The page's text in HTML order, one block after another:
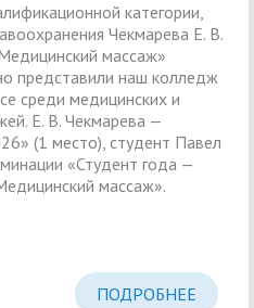
категории,
Чекмарева Е. В.
массаж»
представили наш колледж
среди медицинских и
Е. В. Чекмарева —
(1 место), студент Павел
«Студент года —
массаж».
ПОДРОБНЕЕ